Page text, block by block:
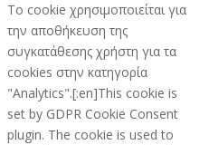
Το cookie χρησιμοποιείται για
την αποθήκευση της
συγκατάθεσης χρήστη για τα
cookies στην κατηγορία
"Analytics".[:en]This cookie is
set by GDPR Cookie Consent
plugin. The cookie is used to